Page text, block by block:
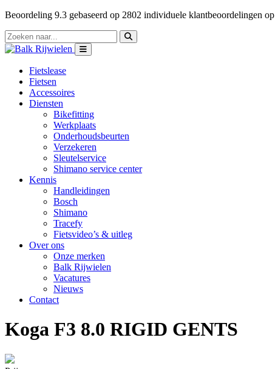
Beoordeling 9.3 gebaseerd op 2802 individuele klantbeoordelingen op
Fietslease
Fietsen
Accessoires
Diensten
Bikefitting
Werkplaats
Onderhoudsbeurten
Verzekeren
Sleutelservice
Shimano service center
Kennis
Handleidingen
Bosch
Shimano
Tracefy
Fietsvideo’s & uitleg
Over ons
Onze merken
Balk Rijwielen
Vacatures
Nieuws
Contact
Koga F3 8.0 RIGID GENTS